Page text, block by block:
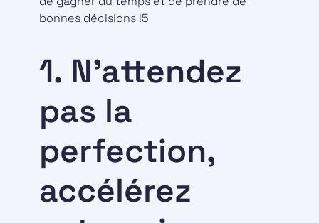
bonnes décisions !5
1. N'attendez
pas la
perfection,
accélérez